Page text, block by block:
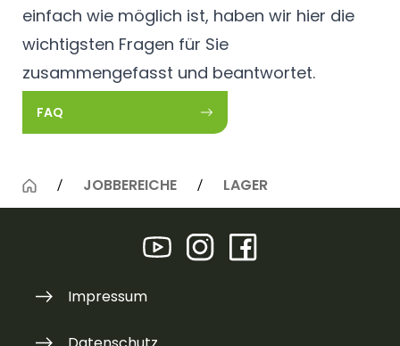
einfach wie möglich ist, haben wir hier die
wichtigsten Fragen für Sie
zusammengefasst und beantwortet.
FAQ
JOBBEREICHE LAGER
Impressum